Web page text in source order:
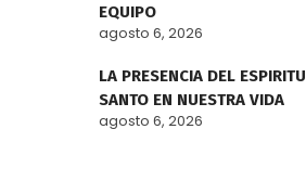
EQUIPO
agosto 6, 2026
LA PRESENCIA DEL ESPIRITU
SANTO EN NUESTRA VIDA
agosto 6, 2026